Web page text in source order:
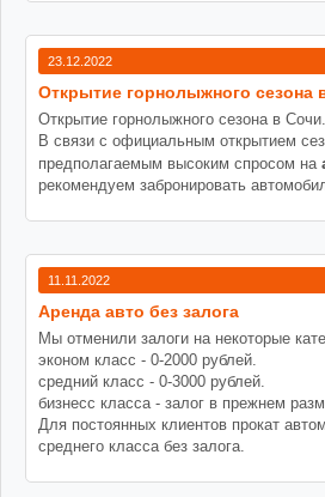
23.12.2022
Открытие горнолыжного сезона
Открытие горнолыжного сезона в Сочи.
В связи с официальным открытием
предполагаемым высоким спросом на
рекомендуем забронировать
11.11.2022
Аренда авто без залога
Мы отменили залоги на некоторые
эконом класс - 0-2000 рублей.
средний класс - 0-3000 рублей.
бизнесс класса - залог в прежнем
Для постоянных клиентов прокат
среднего класса без залога.